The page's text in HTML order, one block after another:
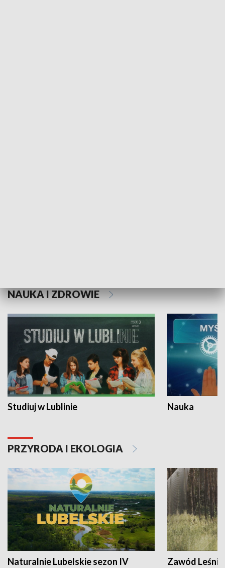
NAUKA I ZDROWIE
Studiuj w Lublinie Nauka
PRZYRODA I EKOLOGIA
Naturalnie Lubelskie sezon IV Zawód Leśnik